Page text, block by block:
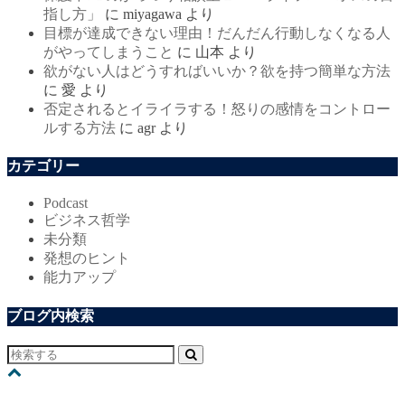
指し方」
に miyagawa より
目標が達成できない理由！だんだん行動しなくなる人
がやってしまうこと に 山本 より
欲がない人はどうすればいいか？欲を持つ簡単な方法
に 愛 より
否定されるとイライラする！怒りの感情をコントロー
ルする方法 に agrより
カテゴリー
Podcast
ビジネス哲学
未分類
発想のヒント
能力アップ
ブログ内検索